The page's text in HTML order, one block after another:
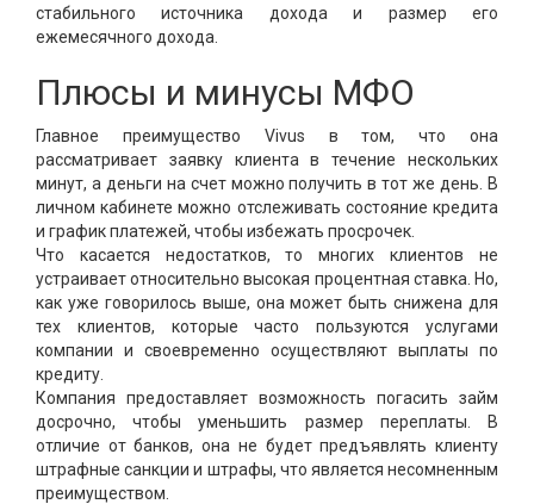
стабильного источника дохода и размер его
ежемесячного дохода.
Плюсы и минусы МФО
Главное преимущество Vivus в том, что она
рассматривает заявку клиента в течение нескольких
минут, а деньги на счет можно получить в тот же день. В
личном кабинете можно отслеживать состояние кредита
и график платежей, чтобы избежать просрочек.
Что касается недостатков, то многих клиентов не
устраивает относительно высокая процентная ставка. Но,
как уже говорилось выше, она может быть снижена для
тех клиентов, которые часто пользуются услугами
компании и своевременно осуществляют выплаты по
кредиту.
Компания предоставляет возможность погасить займ
досрочно, чтобы уменьшить размер переплаты. В
отличие от банков, она не будет предъявлять клиенту
штрафные санкции и штрафы, что является несомненным
преимуществом.